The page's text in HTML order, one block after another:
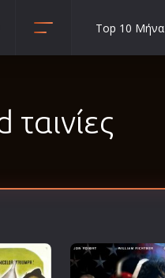
Αισθηματικές
Γουέστερν
Δραματικές
Top 10 Μήνα